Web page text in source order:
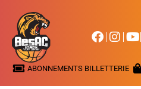
ABONNEMENTS BILLETTERIE